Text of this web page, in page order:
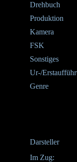
Drehbuch
Produktion
Kamera
FSK
Sonstiges
Ur-/
Genre
Darsteller
Im Zug: